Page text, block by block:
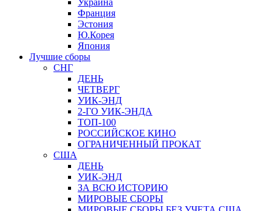
Франция
Эстония
Ю.Корея
Япония
Лучшие сборы
СНГ
ДЕНЬ
ЧЕТВЕРГ
УИК-ЭНД
2-ГО УИК-ЭНДА
ТОП-100
РОССИЙСКОЕ КИНО
ОГРАНИЧЕННЫЙ ПРОКАТ
США
ДЕНЬ
УИК-ЭНД
ЗА ВСЮ ИСТОРИЮ
МИРОВЫЕ СБОРЫ